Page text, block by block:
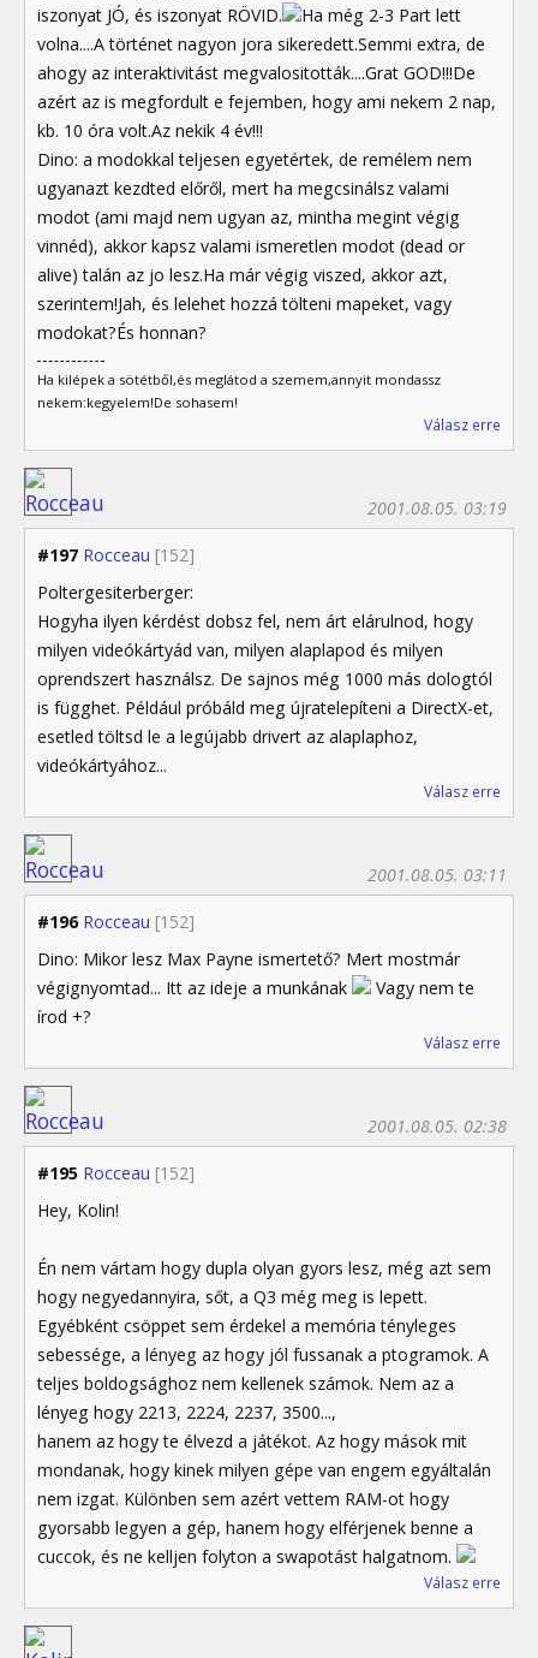
iszonyat JÓ, és iszonyat RÖVID.
Ha még 2-3 Part lett
volna....A történet nagyon jora sikeredett.Semmi extra, de
ahogy az interaktivitást megvalositották....Grat GOD!!!De
azért az is megfordult e fejemben, hogy ami nekem 2 nap,
kb. 10 óra volt.Az nekik 4 év!!!
Dino: a modokkal teljesen egyetértek, de remélem nem
ugyanazt kezdted előről, mert ha megcsinálsz valami
modot (ami majd nem ugyan az, mintha megint végig
vinnéd), akkor kapsz valami ismeretlen modot (dead or
alive) talán az jo lesz.Ha már végig viszed, akkor azt,
szerintem!Jah, és lelehet hozzá tölteni mapeket, vagy
modokat?És honnan?
Ha kilépek a sötétből,és meglátod a szemem,annyit mondassz
nekem:kegyelem!De sohasem!
Válasz erre
#197 Rocceau [152]
2001.08.05. 03:19
Poltergesiterberger:
Hogyha ilyen kérdést dobsz fel, nem árt elárulnod, hogy
milyen videókártyád van, milyen alaplapod és milyen
oprendszert használsz. De sajnos még 1000 más dologtól
is függhet. Például próbáld meg újratelepíteni a DirectX-et,
esetled töltsd le a legújabb drivert az alaplaphoz,
videókártyához...
Válasz erre
#196 Rocceau [152]
2001.08.05. 03:11
Dino: Mikor lesz Max Payne ismertető? Mert mostmár
végignyomtad... Itt az ideje a munkának
Vagy nem te
írod +?
Válasz erre
#195 Rocceau [152]
2001.08.05. 02:38
Hey, Kolin!
Én nem vártam hogy dupla olyan gyors lesz, még azt sem
hogy negyedannyira, sőt, a Q3 még meg is lepett.
Egyébként csöppet sem érdekel a memória tényleges
sebessége, a lényeg az hogy jól fussanak a ptogramok. A
teljes boldogsághoz nem kellenek számok. Nem az a
lényeg hogy 2213, 2224, 2237, 3500...,
hanem az hogy te élvezd a játékot. Az hogy mások mit
mondanak, hogy kinek milyen gépe van engem egyáltalán
nem izgat. Különben sem azért vettem RAM-ot hogy
gyorsabb legyen a gép, hanem hogy elférjenek benne a
cuccok, és ne kelljen folyton a swapotást halgatnom.
Válasz erre